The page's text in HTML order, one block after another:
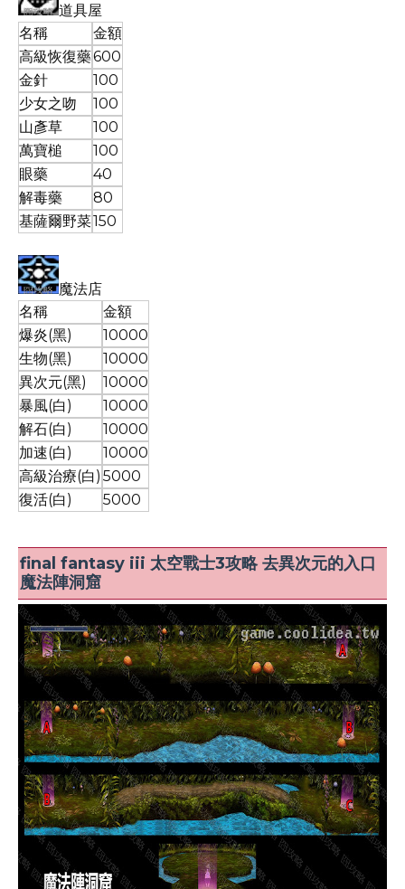
道具屋
名稱
金額
高級恢復藥600
金針
100
少女之吻
100
山彥草
100
萬寶槌
100
眼藥
40
解毒藥
80
基薩爾野菜150
魔法店
名稱
金額
爆炎(黑)
10000
生物(黑)
10000
異次元(黑)
10000
暴風(白)
10000
解石(白)
10000
加速(白)
10000
高級治療(白) 5000
復活(白)
5000
final fantasy iii 太空戰士3攻略 去異次元的入口
魔法陣洞窟